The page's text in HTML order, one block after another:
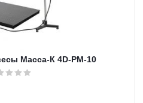
Масса-К 4D-PM-10